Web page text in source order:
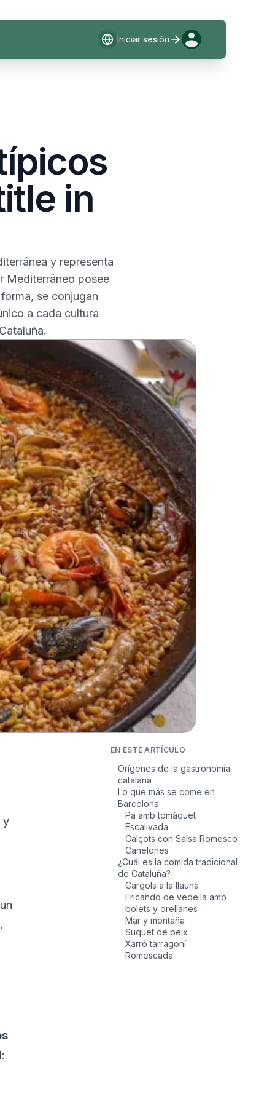
Iniciar sesión
in
y representa
Mediterráneo posee
se conjugan
a cada cultura
y
EN ESTE ARTÍCULO
Orígenes de la gastronomía
catalana
Lo que más se come en
Barcelona
Pa amb tomàquet
Escalivada
Calçots con Salsa Romesco
Canelones
¿Cuál es la comida tradicional
de Cataluña?
Cargols a la llauna
Fricandó de vedella amb
bolets y orellanes
Mar y montaña
Suquet de peix
Xarró tarragoní
Romescada